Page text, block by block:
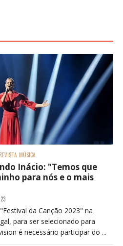
MÚSICA
Inácio: "Temos que
para nós e o mais
da Canção 2023" na
para ser selecionado para
é necessário participar do ...